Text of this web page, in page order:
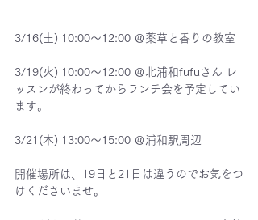
3/16(土) 10:00～12:00 ＠薬草と香りの教室
3/19(火) 10:00～12:00 ＠北浦和fufuさん レ
ッスンが終わってからランチ会を予定してい
ます。
3/21(木) 13:00～15:00 ＠浦和駅周辺
開催場所は、19日と21日は違うのでお気をつ
けくださいませ。